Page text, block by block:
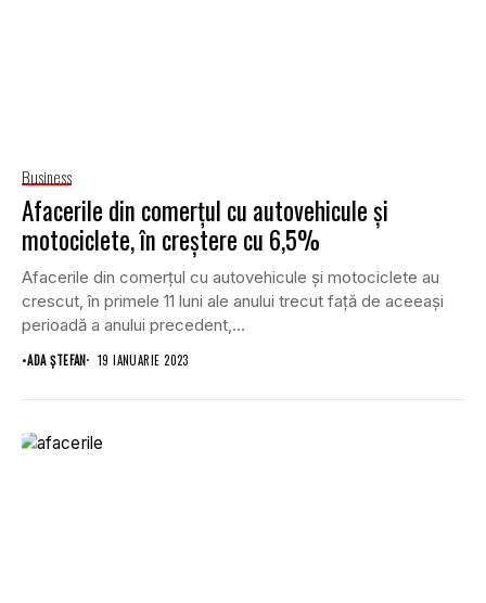
Business
Afacerile din comerţul cu autovehicule şi
motociclete, în creștere cu 6,5%
Afacerile din comerţul cu autovehicule şi motociclete au
crescut, în primele 11 luni ale anului trecut faţă de aceeași
perioadă a anului precedent,...
•ADA ȘTEFAN 19 IANUARIE 2023